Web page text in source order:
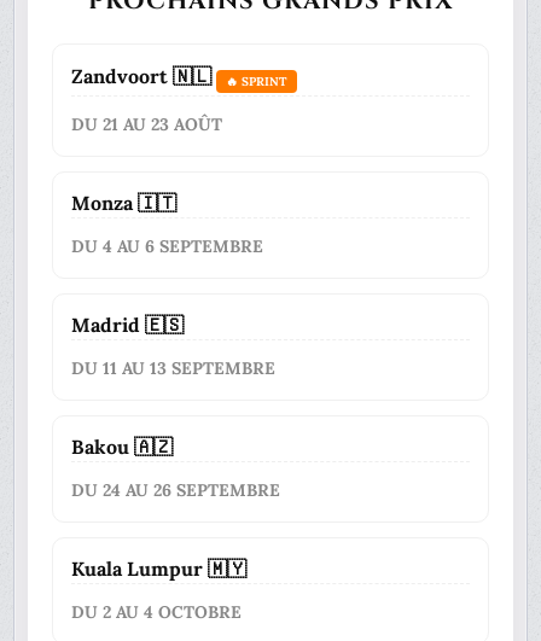
Zandvoort 🇳🇱 🔥 SPRINT
DU 21 AU 23 AOÛT
Monza 🇮🇹
DU 4 AU 6 SEPTEMBRE
Madrid 🇪🇸
DU 11 AU 13 SEPTEMBRE
Bakou 🇦🇿
DU 24 AU 26 SEPTEMBRE
Kuala Lumpur 🇲🇾
DU 2 AU 4 OCTOBRE